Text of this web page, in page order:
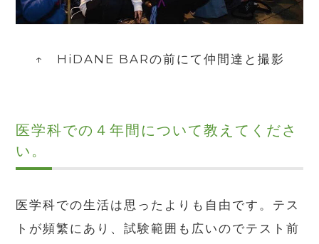
↑ HiDANE BARの前にて仲間達と撮影
医学科での４年間について教えてくださ
い。
医学科での生活は思ったよりも自由です。テス
トが頻繁にあり、試験範囲も広いのでテスト前